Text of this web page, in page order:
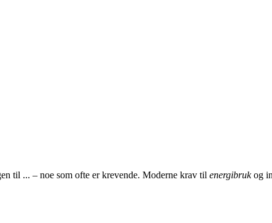
til ... – noe som ofte er krevende. Moderne krav til energibrukog